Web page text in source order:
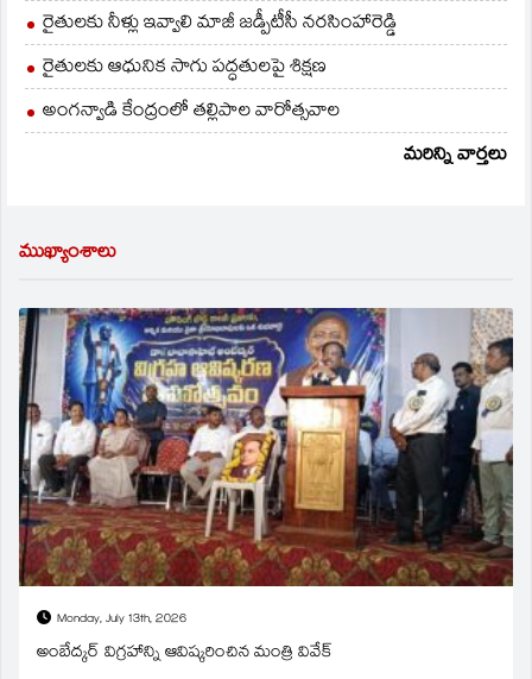
రైతులకు నీళ్లు ఇవ్వాలి మాజీ జడ్పీటీసీ నరసింహారెడ్డి
రైతులకు ఆధునిక సాగు పద్ధతులపై శిక్షణ
అంగన్వాడి కేంద్రంలో తల్లిపాల వారోత్సవాల
మరిన్ని వార్తలు
ముఖ్యాంశాలు
Monday, July 13th, 2026
అంబేద్కర్ విగ్రహాన్ని ఆవిష్కరించిన మంత్రి వివేక్